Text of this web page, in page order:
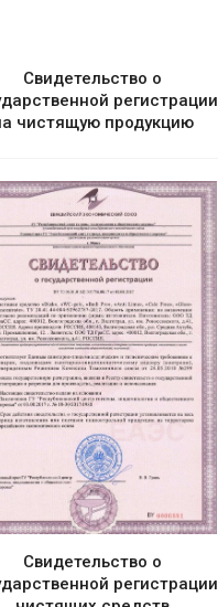
Свидетельство о
регистрации
чистящую продукцию
Свидетельство о
регистрации